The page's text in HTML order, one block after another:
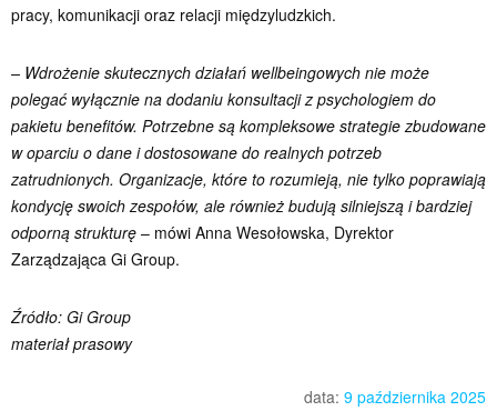
pracy, komunikacji oraz relacji międzyludzkich.
– Wdrożenie skutecznych działań wellbeingowych nie może
polegać wyłącznie na dodaniu konsultacji z psychologiem do
pakietu benefitów. Potrzebne są kompleksowe strategie zbudowane
w oparciu o dane i dostosowane do realnych potrzeb
zatrudnionych. Organizacje, które to rozumieją, nie tylko poprawiają
kondycję swoich zespołów, ale również budują silniejszą i bardziej
odporną strukturę – mówi Anna Wesołowska, Dyrektor
Zarządzająca Gi Group.
Źródło: Gi Group
materiał prasowy
data: 9 października 2025